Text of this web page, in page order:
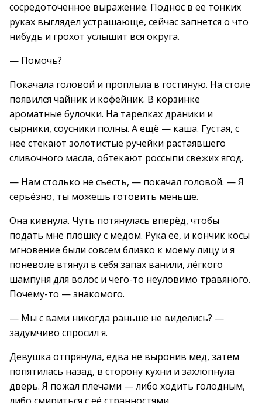
сосредоточенное выражение. Поднос в её тонких
руках выглядел устрашающе, сейчас запнется о что
нибудь и грохот услышит вся округа.
— Помочь?
Покачала головой и проплыла в гостиную. На столе
появился чайник и кофейник. В корзинке
ароматные булочки. На тарелках драники и
сырники, соусники полны. А ещё — каша. Густая, с
неё стекают золотистые ручейки растаявшего
сливочного масла, обтекают россыпи свежих ягод.
— Нам столько не съесть, — покачал головой. — Я
серьёзно, ты можешь готовить меньше.
Она кивнула. Чуть потянулась вперёд, чтобы
подать мне плошку с мёдом. Рука её, и кончик косы
мгновение были совсем близко к моему лицу и я
поневоле втянул в себя запах ванили, лёгкого
шампуня для волос и чего-то неуловимо травяного.
Почему-то — знакомого.
— Мы с вами никогда раньше не виделись? —
задумчиво спросил я.
Девушка отпрянула, едва не выронив мед, затем
попятилась назад, в сторону кухни и захлопнула
дверь. Я пожал плечами — либо ходить голодным,